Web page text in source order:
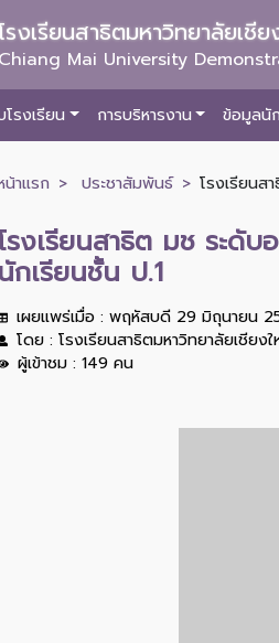
รงเรียนสาธิตมหาวิทยาลัยเชี
Chiang Mai University
โรงเรียน การบริหารงาน ข้อมูลนั
น้าแรก ประชาสัมพันธ์ โรงเรียนส
รงเรียนสาธิต มช ระดั
นักเรียนชั้น ป.1
เผยแพร่เมื่อ : พฤหัสบดี 29 มิถุนายน
โดย : โรงเรียนสาธิตมหาวิทยาลัยเชียง
ผู้เข้าชม : 149 คน